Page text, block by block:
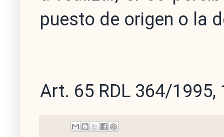
puesto de origen o la
Art. 65 RDL 364/1995,